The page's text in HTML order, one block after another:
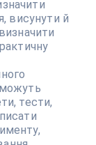
висунути й
тести,